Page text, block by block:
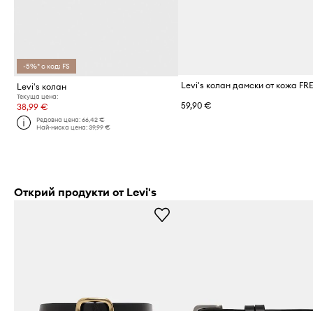
-5%* с код: FS
Levi's колан
Текуща цена:
38,99 €
Редовна цена:66,42 €
Най-ниска цена:39,99 €
Levi's колан дамски от кожа
59,90 €
Открий продукти от Levi's